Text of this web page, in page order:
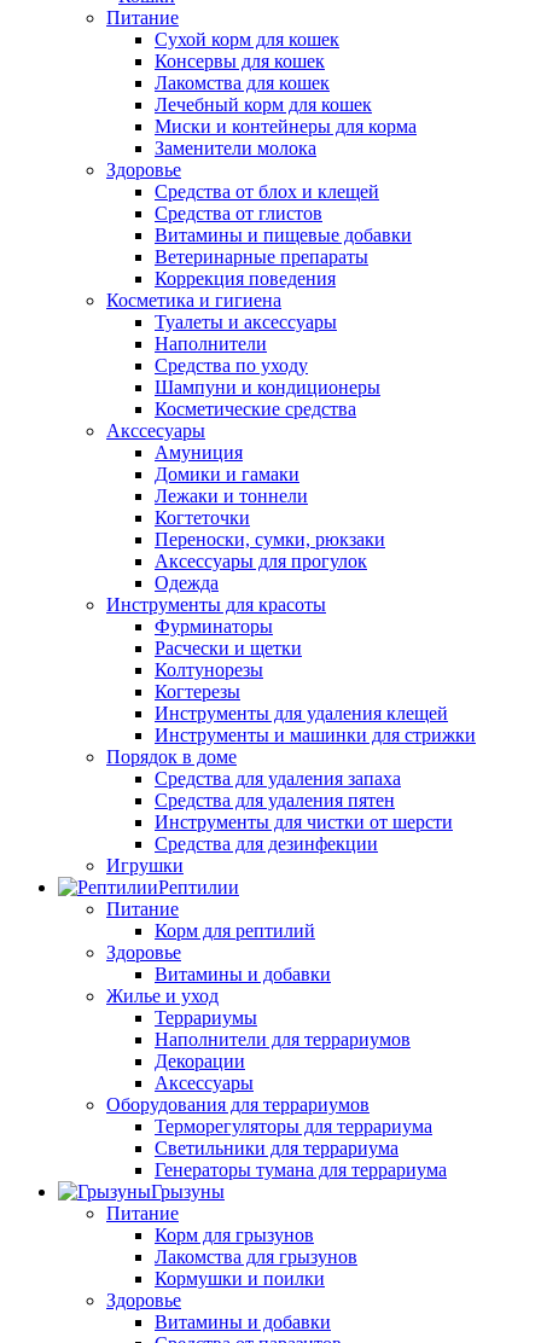
Питание
Сухой корм для кошек
Консервы для кошек
Лакомства для кошек
Лечебный корм для кошек
Миски и контейнеры для корма
Заменители молока
Здоровье
Средства от блох и клещей
Средства от глистов
Витамины и пищевые добавки
Ветеринарные препараты
Коррекция поведения
Косметика и гигиена
Туалеты и аксессуары
Наполнители
Средства по уходу
Шампуни и кондиционеры
Косметические средства
Акссесуары
Амуниция
Домики и гамаки
Лежаки и тоннели
Когтеточки
Переноски, сумки, рюкзаки
Аксессуары для прогулок
Одежда
Инструменты для красоты
Фурминаторы
Расчески и щетки
Колтунорезы
Когтерезы
Инструменты для удаления клещей
Инструменты и машинки для стрижки
Порядок в доме
Средства для удаления запаха
Средства для удаления пятен
Инструменты для чистки от шерсти
Средства для дезинфекции
Игрушки
Рептилии
Питание
Корм для рептилий
Здоровье
Витамины и добавки
Жилье и уход
Террариумы
Наполнители для террариумов
Декорации
Аксессуары
Оборудования для террариумов
Терморегуляторы для террариума
Светильники для террариума
Генераторы тумана для террариума
Грызуны
Питание
Корм для грызунов
Лакомства для грызунов
Кормушки и поилки
Здоровье
Витамины и добавки